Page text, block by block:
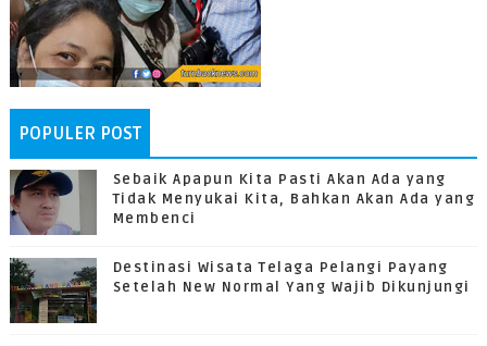
POPULER POST
Sebaik Apapun Kita Pasti Akan Ada yang
Tidak Menyukai Kita, Bahkan Akan Ada yang
Membenci
Destinasi Wisata Telaga Pelangi Payang
Setelah New Normal Yang Wajib Dikunjungi